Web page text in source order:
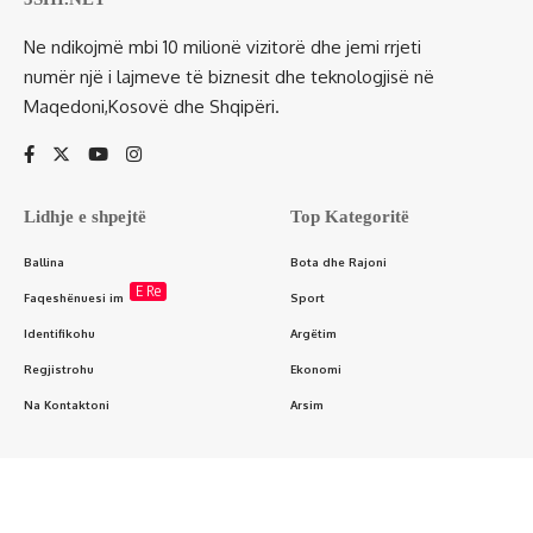
Ne ndikojmë mbi 10 milionë vizitorë dhe jemi rrjeti
numër një i lajmeve të biznesit dhe teknologjisë në
Maqedoni,Kosovë dhe Shqipëri.
Lidhje e shpejtë
Ballina
Faqeshënuesi im E Re
Identifikohu
Regjistrohu
Na Kontaktoni
Top Kategoritë
Bota dhe Rajoni
Sport
Argëtim
Ekonomi
Arsim